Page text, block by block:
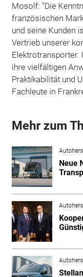
Mosolf: "Die
französischen
und seine Kunden
Vertrieb unserer
Elektrotransporter.
ihre vielfältigen
Praktikabilität und
Fachleute in
Mehr zum
Neue